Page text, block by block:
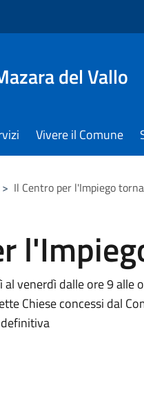
del Vallo
Vivere il Comune
> Il Centro per l'Impiego
venerdì dalle ore 9 alle
Chiese concessi dal